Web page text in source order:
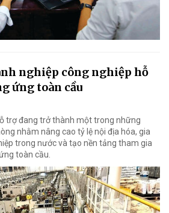
nghiệp công nghiệp hỗ
ứng toàn cầu
trợ đang trở thành một trong những
nhằm nâng cao tỷ lệ nội địa hóa, gia
trong nước và tạo nền tảng tham gia
toàn cầu.